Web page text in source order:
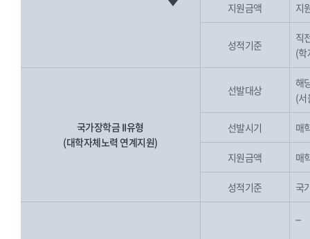
지원금액 지
성적기준
직
(학
국가장학금 II유형
(대학자체노력 연계지원)
선발대상
해
(서
선발시기 매
지원금액 매
성적기준 국